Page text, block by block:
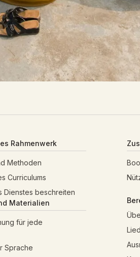
Rahmenwerk
Methoden
Curriculums
Dienstes beschreiten
Materialien
für jede
Sprache